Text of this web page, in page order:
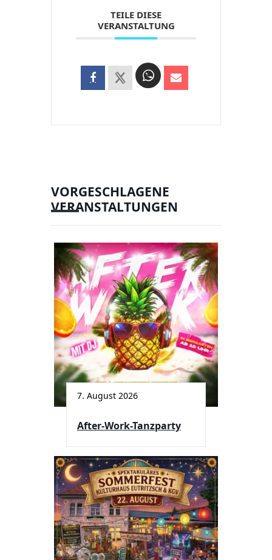
TEILE DIESE
VERANSTALTUNG
VORGESCHLAGENE
VERANSTALTUNGEN
7. August 2026
After-Work-Tanzparty